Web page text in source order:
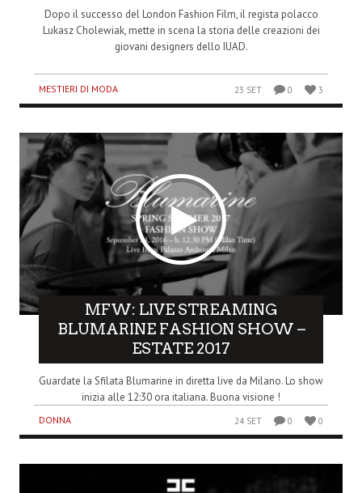
Dopo il successo del London Fashion Film, il regista polacco
Lukasz Cholewiak, mette in scena la storia delle creazioni dei
giovani designers dello IUAD.
MESTIERI DI MODA 23 SET 0 3
MFW: LIVE STREAMING
BLUMARINE FASHION SHOW –
ESTATE 2017
Guardate la Sfilata Blumarine in diretta live da Milano. Lo show
inizia alle 12:30 ora italiana. Buona visione !
DONNA 24 SET 0 0